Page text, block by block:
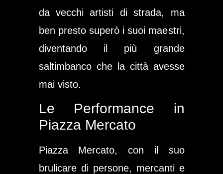
da vecchi artisti di strada, ma
ben presto superò i suoi maestri,
diventando il più grande
saltimbanco che la città avesse
mai visto.
Le Performance in
Piazza Mercato
Piazza Mercato, con il suo
brulicare di persone, mercanti e